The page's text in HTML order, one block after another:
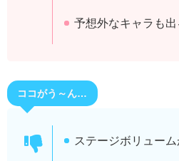
予想外なキャラも出
ココがう～ん…
ステージボリュー